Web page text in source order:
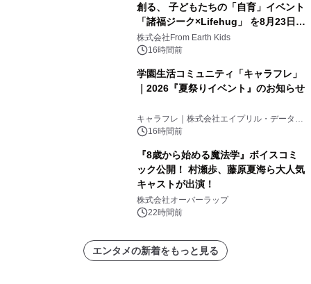
創る、 子どもたちの「自育」イベント
「諸福ジーク×Lifehug」 を8月23日
(日)開催
株式会社From Earth Kids
16時間前
学園生活コミュニティ「キャラフレ」
｜2026『夏祭りイベント』のお知らせ
キャラフレ｜株式会社エイプリル・データ・
デザインズ
16時間前
『8歳から始める魔法学』ボイスコミ
ック公開！ 村瀬歩、藤原夏海ら大人気
キャストが出演！
株式会社オーバーラップ
22時間前
エンタメの新着をもっと見る